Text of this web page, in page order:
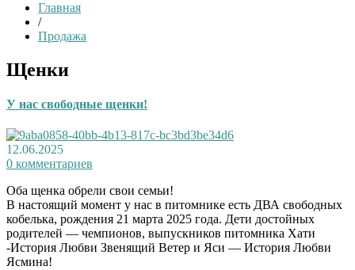
Главная
/
Продажа
Щенки
У нас свободные щенки!
12.06.2025
0 комментариев
Оба щенка обрели свои семьи!
В настоящий момент у нас в питомнике есть ДВА свободных
кобелька, рождения 21 марта 2025 года. Дети достойных
родителей — чемпионов, выпускников питомника Хати
-История Любви Звенящий Ветер и Яси — История Любви
Ясмина!